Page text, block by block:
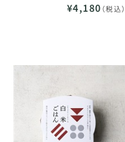
¥4,180 （税込）